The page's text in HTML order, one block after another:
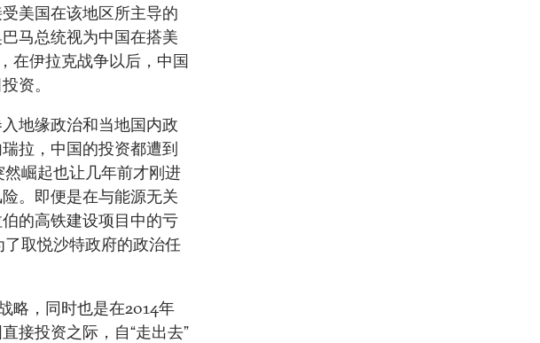
美国在该地区所主导的
马总统视为中国在搭美
在伊拉克战争以后，中国
资。
地缘政治和当地国内政
拉，中国的投资都遭到
然崛起也让几年前才刚进
。即便是在与能源无关
的高铁建设项目中的亏
取悦沙特政府的政治任
略，同时也是在2014年
接投资之际，自“走出去”